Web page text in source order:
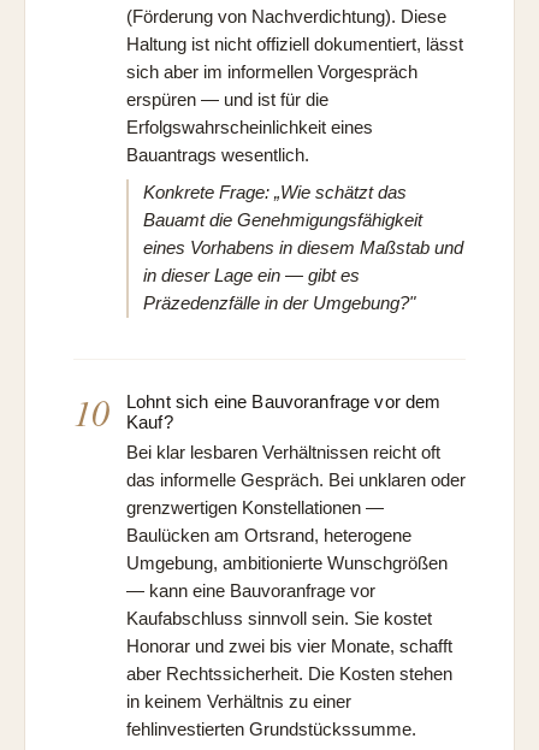
(Förderung von Nachverdichtung). Diese
Haltung ist nicht offiziell dokumentiert, lässt
sich aber im informellen Vorgespräch
erspüren — und ist für die
Erfolgswahrscheinlichkeit eines
Bauantrags wesentlich.
Konkrete Frage: „Wie schätzt das
Bauamt die Genehmigungsfähigkeit
eines Vorhabens in diesem Maßstab und
in dieser Lage ein — gibt es
Präzedenzfälle in der Umgebung?"
10
Lohnt sich eine Bauvoranfrage vor dem
Kauf?
Bei klar lesbaren Verhältnissen reicht oft
das informelle Gespräch. Bei unklaren oder
grenzwertigen Konstellationen —
Baulücken am Ortsrand, heterogene
Umgebung, ambitionierte Wunschgrößen
— kann eine Bauvoranfrage vor
Kaufabschluss sinnvoll sein. Sie kostet
Honorar und zwei bis vier Monate, schafft
aber Rechtssicherheit. Die Kosten stehen
in keinem Verhältnis zu einer
fehlinvestierten Grundstückssumme.